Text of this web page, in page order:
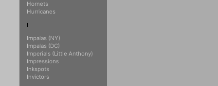
Hornets
Hurricanes
I
Impalas (NY)
Impalas (DC)
Imperials (Little Anthony)
Impressions
Inkspots
Invictors